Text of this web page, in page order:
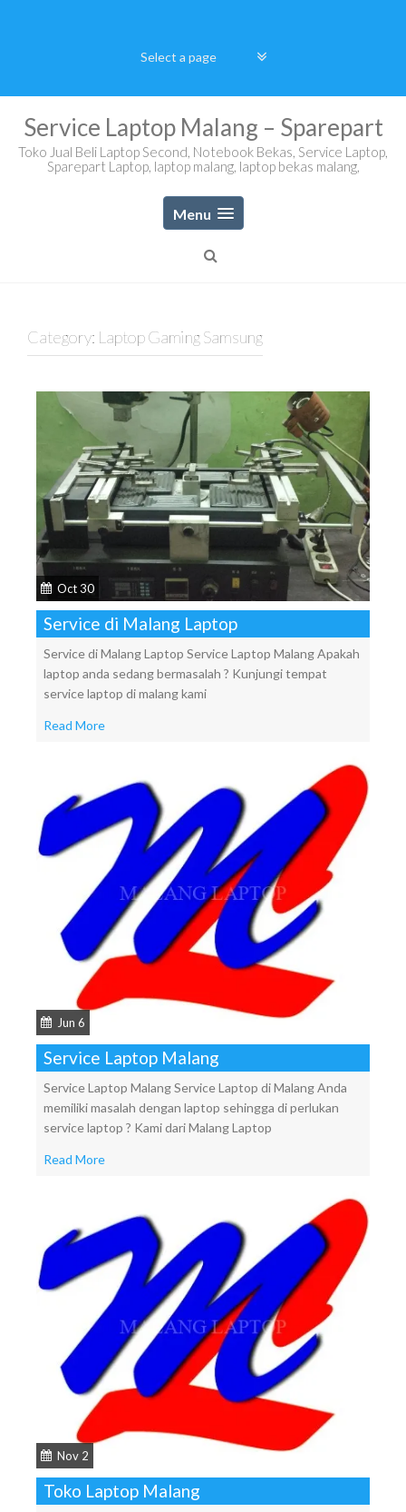
Service Laptop Malang – Sparepart
Toko Jual Beli Laptop Second, Notebook Bekas, Service Laptop,
Sparepart Laptop, laptop malang, laptop bekas malang,
Menu
Category: Laptop Gaming Samsung
Oct 30
Service di Malang Laptop
Service di Malang Laptop Service Laptop Malang Apakah
laptop anda sedang bermasalah ? Kunjungi tempat
service laptop di malang kami
Read More
Jun 6
Service Laptop Malang
Service Laptop Malang Service Laptop di Malang Anda
memiliki masalah dengan laptop sehingga di perlukan
service laptop ? Kami dari Malang Laptop
Read More
Nov 2
Toko Laptop Malang